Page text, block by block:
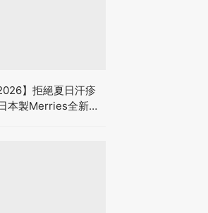
】拒絕夏日汗疹
本製Merries全新超